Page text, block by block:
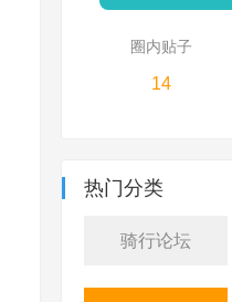
圈内贴子
14
热门分类
骑行论坛